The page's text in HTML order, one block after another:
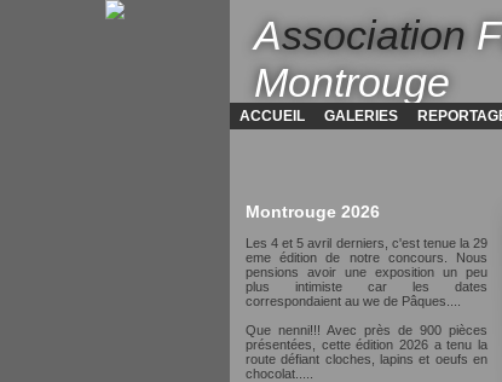
Association F
Montrouge
ACCUEIL GALERIES
Montrouge 2026
Les 4 et 5 avril derniers, c'est tenue la 29
eme édition de notre concours. Nous
pensions avoir une exposition un peu
plus intimiste car les dates
correspondaient au we de Pâques....
Que nenni!!! Avec près de 900 pièces
présentées, cette édition 2026 a tenu la
route défiant cloches, lapins et oeufs en
chocolat.....